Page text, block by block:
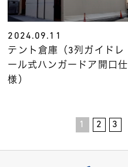
2024.09.11
テント倉庫（3列ガイドレ
ール式ハンガードア開口仕
様）
1 2 3